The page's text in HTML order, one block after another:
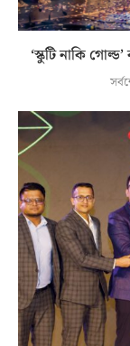
‘স্কুটি নাকি